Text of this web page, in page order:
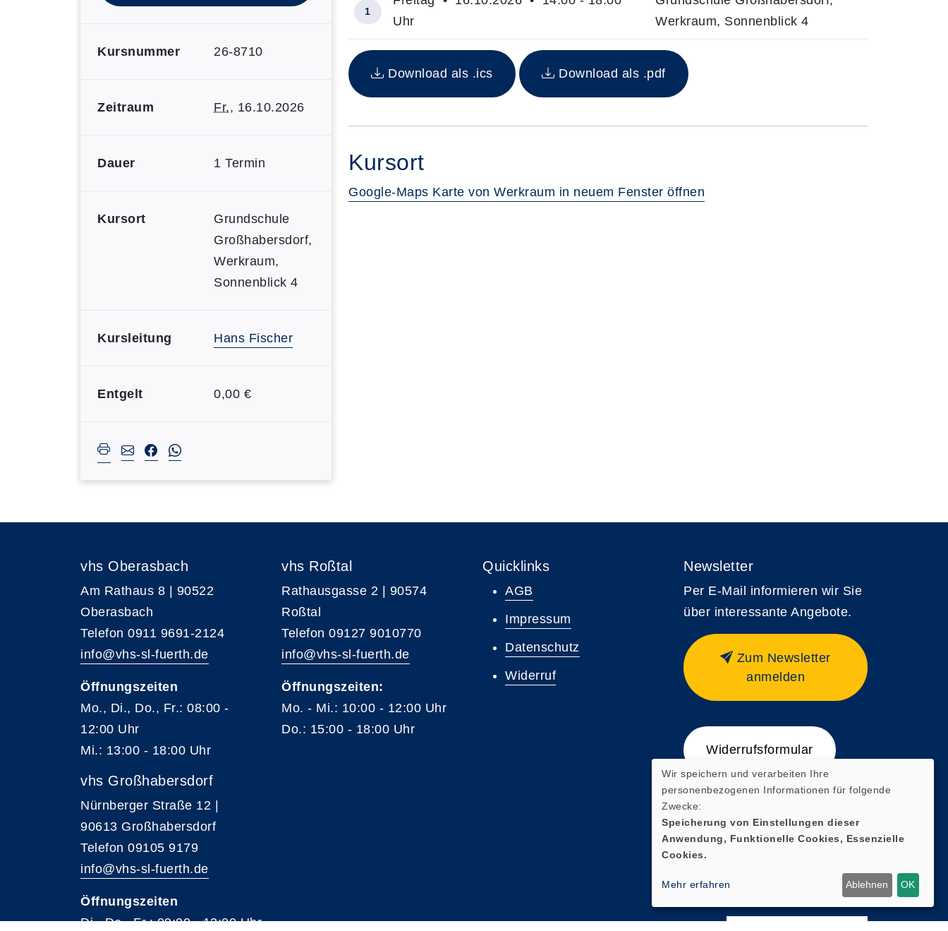
Kursnummer 26-8710
Zeitraum Fr., 16.10.2026
Dauer 1 Termin
Kursort
Grundschule
Großhabersdorf,
Werkraum,
Sonnenblick 4
Kursleitung Hans Fischer
Entgelt 0,00 €
Insgesamt gibt es 1 Termine zum diesen Kurs
1
Uhr
Werkraum, Sonnenblick 4
Download als .ics Download als .pdf
Kursort
Google-Maps Karte von Werkraum in neuem Fenster öffnen
vhs Oberasbach
Am Rathaus 8 | 90522
Oberasbach
Telefon 0911 9691-2124
info@vhs-sl-fuerth.de
Öffnungszeiten
Mo., Di., Do., Fr.: 08:00 -
12:00 Uhr
Mi.: 13:00 - 18:00 Uhr
vhs Großhabersdorf
Nürnberger Straße 12 |
90613 Großhabersdorf
Telefon 09105 9179
info@vhs-sl-fuerth.de
Öffnungszeiten
Di., Do., Fr.: 09:00 - 12:00 Uhr
vhs Roßtal
Rathausgasse 2 | 90574
Roßtal
Telefon 09127 9010770
info@vhs-sl-fuerth.de
Öffnungszeiten:
Mo. - Mi.: 10:00 - 12:00 Uhr
Do.: 15:00 - 18:00 Uhr
Quicklinks
AGB
Impressum
Datenschutz
Widerruf
Newsletter
Per E-Mail informieren wir Sie
über interessante Angebote.
Zum Newsletter
anmelden
Widerrufsformular
Wir speichern und verarbeiten Ihre
personenbezogenen Informationen für folgende
Zwecke:
Speicherung von Einstellungen dieser
Anwendung, Funktionelle Cookies, Essenzielle
Cookies.
Mehr erfahren Ablehnen OK